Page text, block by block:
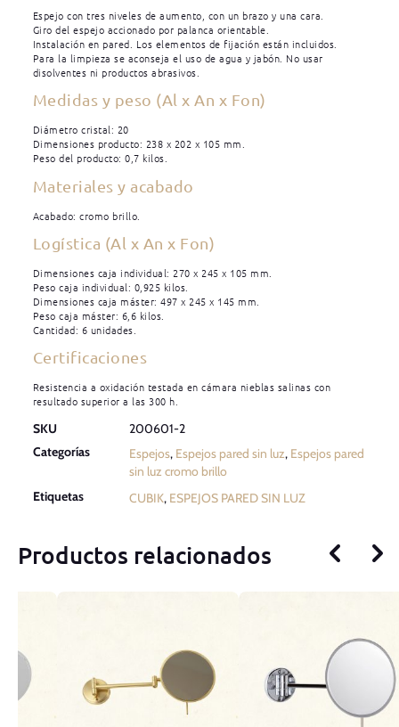
Espejo con tres niveles de aumento, con un brazo y una cara.
Giro del espejo accionado por palanca orientable.
Instalación en pared. Los elementos de fijación están incluidos.
Para la limpieza se aconseja el uso de agua y jabón. No usar
disolventes ni productos abrasivos.
Medidas y peso (Al x An x Fon)
Diámetro cristal: 20
Dimensiones producto: 238 x 202 x 105 mm.
Peso del producto: 0,7 kilos.
Materiales y acabado
Acabado: cromo brillo.
Logística (Al x An x Fon)
Dimensiones caja individual: 270 x 245 x 105 mm.
Peso caja individual: 0,925 kilos.
Dimensiones caja máster: 497 x 245 x 145 mm.
Peso caja máster: 6,6 kilos.
Cantidad: 6 unidades.
Certificaciones
Resistencia a oxidación testada en cámara nieblas salinas con
resultado superior a las 300 h.
SKU
200601-2
Categorías
Espejos, Espejos pared sin luz, Espejos pared
sin luz cromo brillo
Etiquetas
CUBIK, ESPEJOS PARED SIN LUZ
Productos relacionados